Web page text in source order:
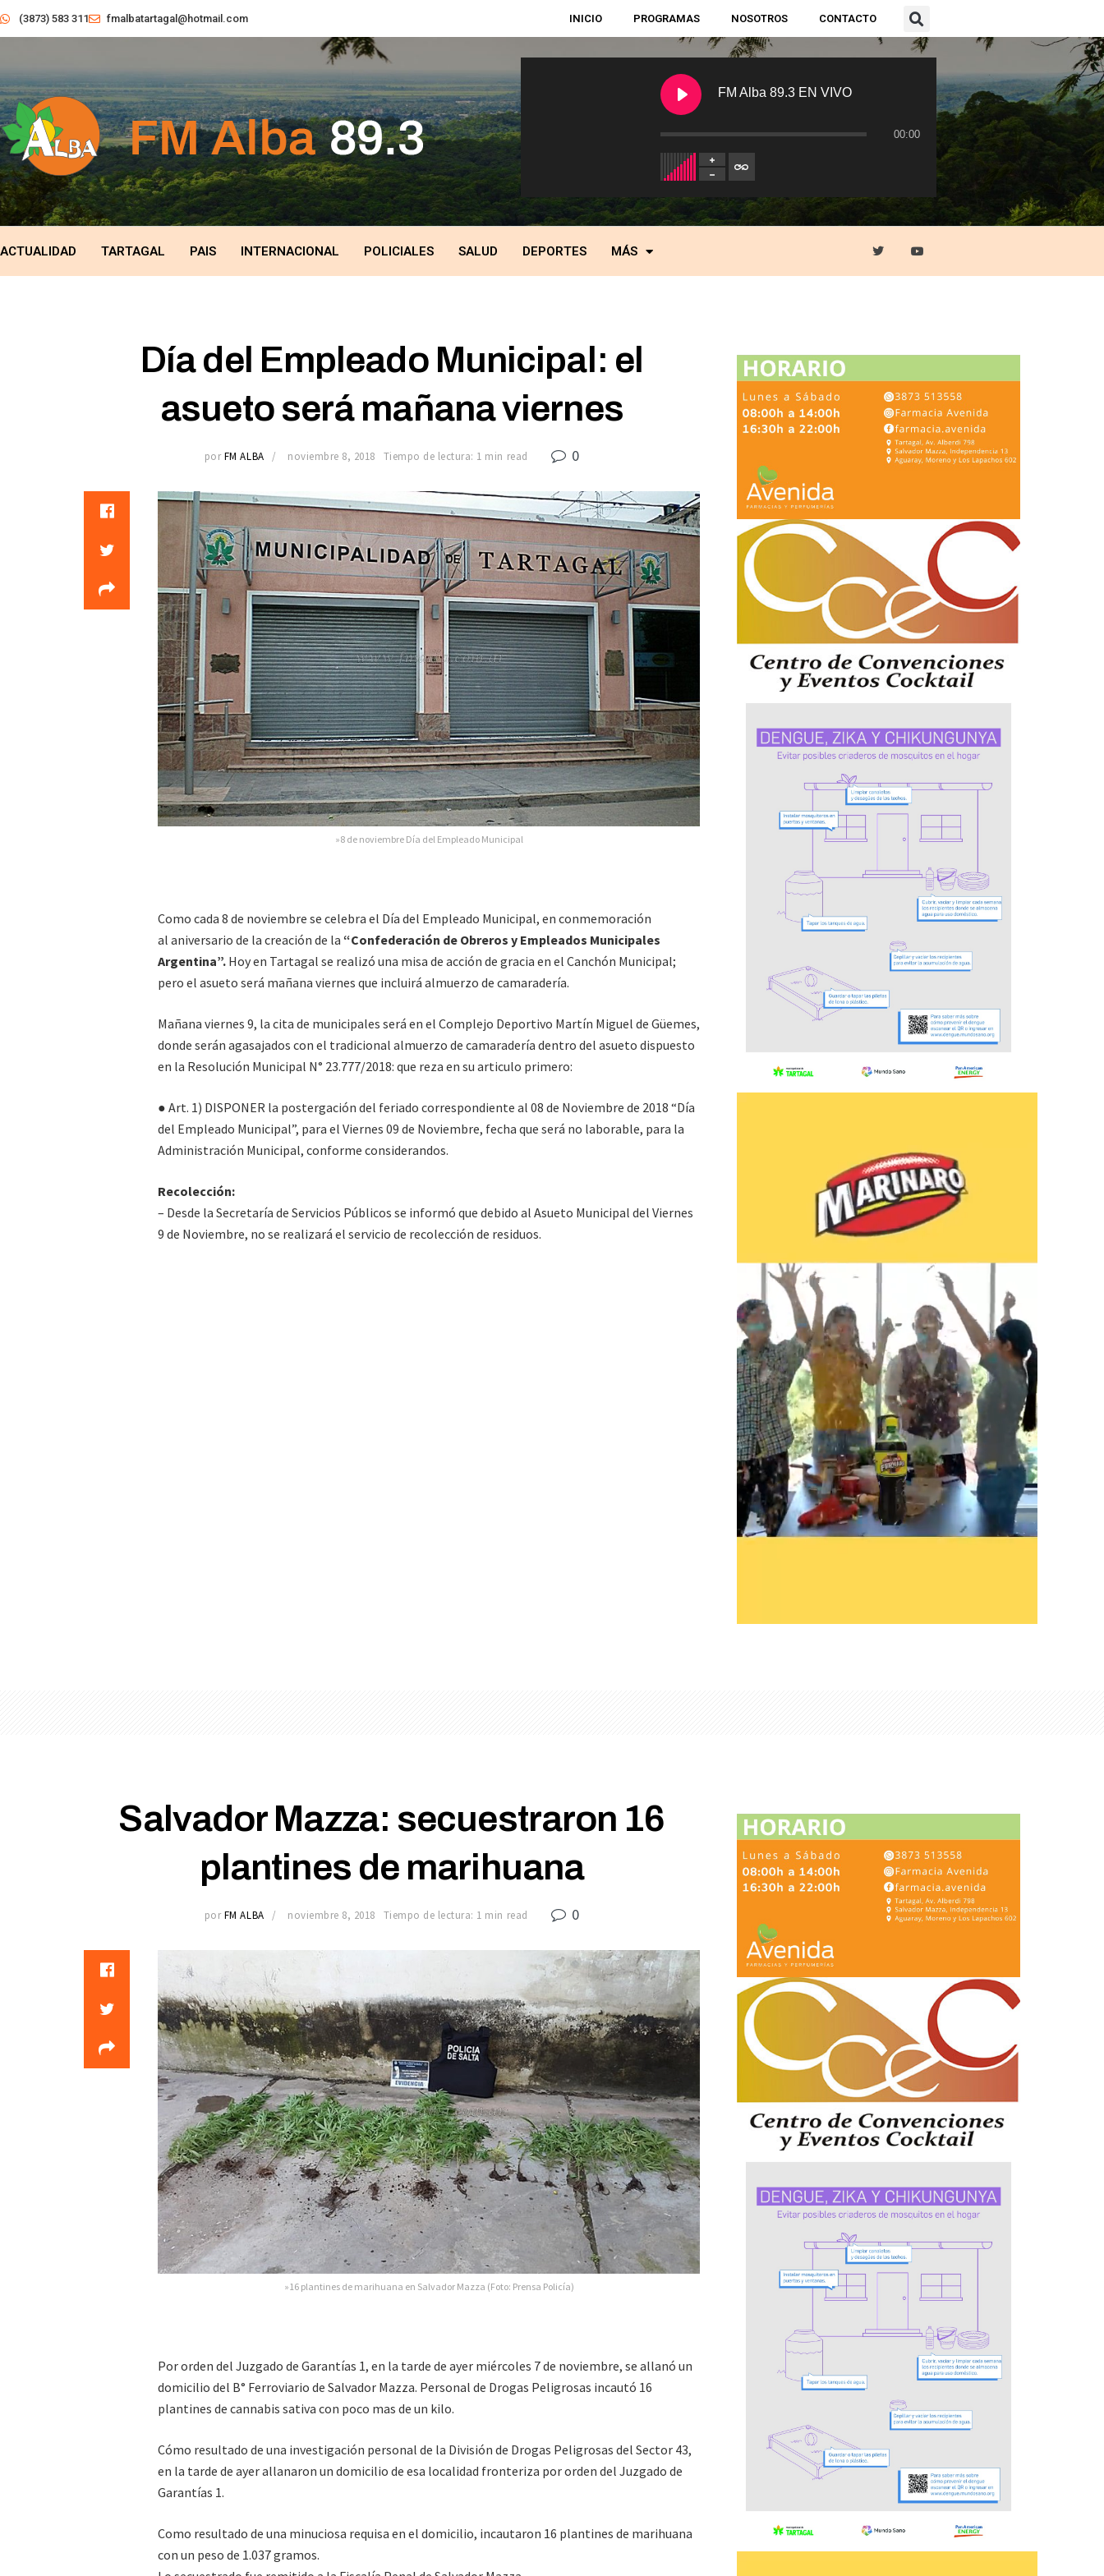
(3873) 583 311 fmalbatartagal@hotmail.com INICIO PROGRAMAS NOSOTROS CONTACTO
FM Alba 89.3 EN VIVO
00:00
ACTUALIDAD TARTAGAL PAIS INTERNACIONAL POLICIALES SALUD DEPORTES MÁS
Día del Empleado Municipal: el
asueto será mañana viernes
por FM ALBA noviembre 8, 2018 Tiempo de lectura: 1 min read 0
»8 de noviembre Día del Empleado Municipal
Como cada 8 de noviembre se celebra el Día del Empleado Municipal, en conmemoración
al aniversario de la creación de la “Confederación de Obreros y Empleados Municipales
Argentina”. Hoy en Tartagal se realizó una misa de acción de gracia en el Canchón Municipal;
pero el asueto será mañana viernes que incluirá almuerzo de camaradería.
Mañana viernes 9, la cita de municipales será en el Complejo Deportivo Martín Miguel de Güemes,
donde serán agasajados con el tradicional almuerzo de camaradería dentro del asueto dispuesto
en la Resolución Municipal N° 23.777/2018: que reza en su articulo primero:
● Art. 1) DISPONER la postergación del feriado correspondiente al 08 de Noviembre de 2018 “Día
del Empleado Municipal”, para el Viernes 09 de Noviembre, fecha que será no laborable, para la
Administración Municipal, conforme considerandos.
Recolección:
– Desde la Secretaría de Servicios Públicos se informó que debido al Asueto Municipal del Viernes
9 de Noviembre, no se realizará el servicio de recolección de residuos.
Salvador Mazza: secuestraron 16
plantines de marihuana
por FM ALBA noviembre 8, 2018 Tiempo de lectura: 1 min read 0
»16 plantines de marihuana en Salvador Mazza (Foto: Prensa Policía)
Por orden del Juzgado de Garantías 1, en la tarde de ayer miércoles 7 de noviembre, se allanó un
domicilio del B° Ferroviario de Salvador Mazza. Personal de Drogas Peligrosas incautó 16
plantines de cannabis sativa con poco mas de un kilo.
Cómo resultado de una investigación personal de la División de Drogas Peligrosas del Sector 43,
en la tarde de ayer allanaron un domicilio de esa localidad fronteriza por orden del Juzgado de
Garantías 1.
Como resultado de una minuciosa requisa en el domicilio, incautaron 16 plantines de marihuana
con un peso de 1.037 gramos.